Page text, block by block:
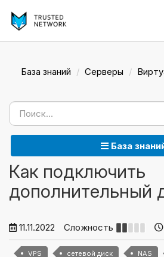
База знаний Серверы
База
Как подключить
дополнительный
11.11.2022 Сложность
VPS сетевой диск NAS